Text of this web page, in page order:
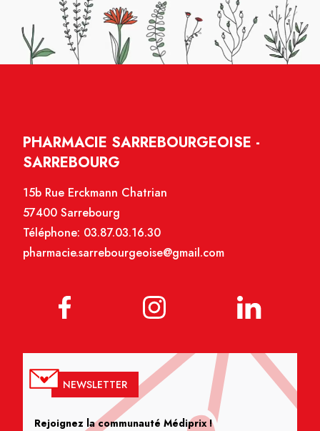
PHARMACIE SARREBOURGEOISE -
SARREBOURG
15b Rue Erckmann Chatrian
57400 Sarrebourg
Téléphone: 03.87.03.16.30
pharmacie.sarrebourgeoise@gmail.com
NEWSLETTER
Rejoignez la communauté Médiprix !